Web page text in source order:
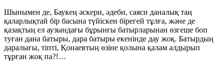
Шынымен де, Баукең әскери, әдеби, саяси даналық таң
қаларлықтай бір басына түйіскен бірегей тұлға, және де
қазақтың ел аузындағы бұрынғы батырларынан өзгеше боп
туған дана батыры, дара батыры екенінде дау жоқ. Батырдың
даралығы, тіпті, Қонаевтың өзіне қолына қалам алдырып
тұрған жоқ па?!…